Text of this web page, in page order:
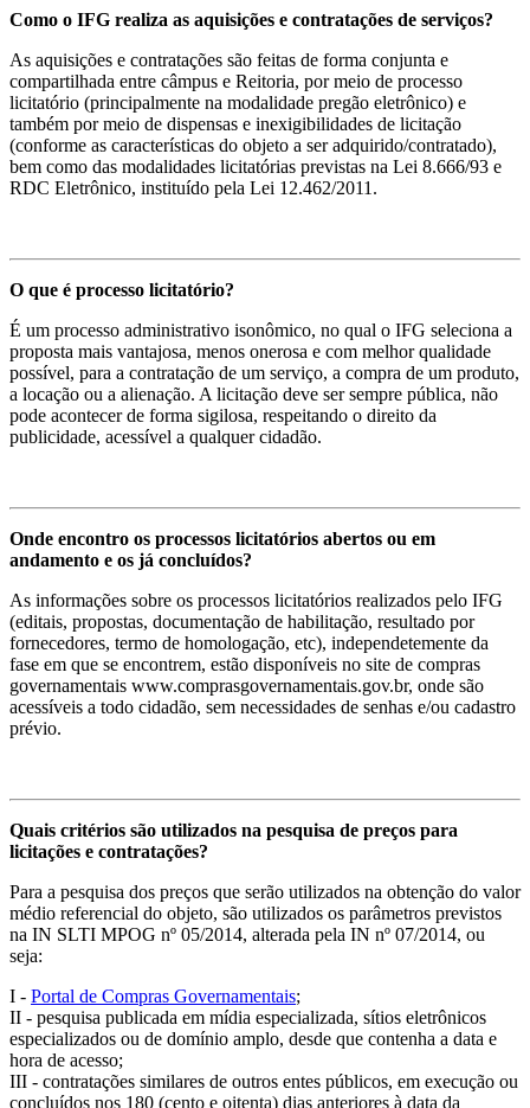
Como o IFG realiza as aquisições e contratações de serviços?
As aquisições e contratações são feitas de forma conjunta e
compartilhada entre câmpus e Reitoria, por meio de processo
licitatório (principalmente na modalidade pregão eletrônico) e
também por meio de dispensas e inexigibilidades de licitação
(conforme as características do objeto a ser adquirido/contratado),
bem como das modalidades licitatórias previstas na Lei 8.666/93 e
RDC Eletrônico, instituído pela Lei 12.462/2011.
O que é processo licitatório?
É um processo administrativo isonômico, no qual o IFG seleciona a
proposta mais vantajosa, menos onerosa e com melhor qualidade
possível, para a contratação de um serviço, a compra de um produto,
a locação ou a alienação. A licitação deve ser sempre pública, não
pode acontecer de forma sigilosa, respeitando o direito da
publicidade, acessível a qualquer cidadão.
Onde encontro os processos licitatórios abertos ou em
andamento e os já concluídos?
As informações sobre os processos licitatórios realizados pelo IFG
(editais, propostas, documentação de habilitação, resultado por
fornecedores, termo de homologação, etc), independetemente da
fase em que se encontrem, estão disponíveis no site de compras
governamentais www.comprasgovernamentais.gov.br, onde são
acessíveis a todo cidadão, sem necessidades de senhas e/ou cadastro
prévio.
Quais critérios são utilizados na pesquisa de preços para
licitações e contratações?
Para a pesquisa dos preços que serão utilizados na obtenção do valor
médio referencial do objeto, são utilizados os parâmetros previstos
na IN SLTI MPOG nº 05/2014, alterada pela IN nº 07/2014, ou
seja:
I - Portal de Compras Governamentais;
II - pesquisa publicada em mídia especializada, sítios eletrônicos
especializados ou de domínio amplo, desde que contenha a data e
hora de acesso;
III - contratações similares de outros entes públicos, em execução ou
concluídos nos 180 (cento e oitenta) dias anteriores à data da